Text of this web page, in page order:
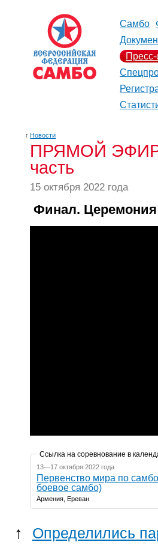
Самбо
↑ Новости
ПРЯМОЙ ЭФИР:
часть
15 октября 2022 года
Финал. Церемония
Ссылка на соревнование в
13—17 октября 2022 года
Первенство мира по
боевое самбо)
Армения, Ереван
↑ Определились